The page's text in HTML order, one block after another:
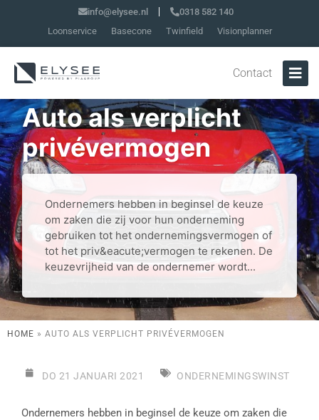
info@elysee.nl
0318 582 140
Loonservice
Basecone Twinfield Visionplanner
Contact
Auto als verplicht
privévermogen
Ondernemers hebben in beginsel de keuze
om zaken die zij voor hun onderneming
gebruiken tot het ondernemingsvermogen of
tot het priv&eacute;vermogen te rekenen. De
keuzevrijheid van de ondernemer wordt...
HOME » AUTO ALS VERPLICHT PRIVÉVERMOGEN
DO 21 JANUARI 2021 ONDERNEMINGSWINST
Ondernemers hebben in beginsel de keuze om zaken die